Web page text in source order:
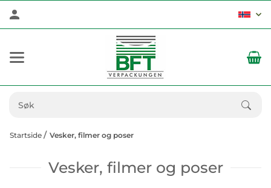
Startside Vesker, filmer og poser
Vesker, filmer og poser